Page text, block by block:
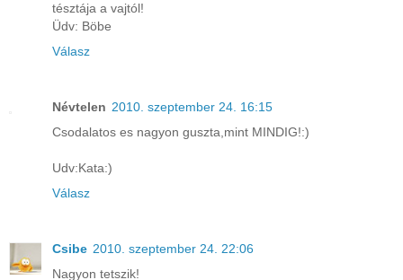
tésztája a vajtól!
Üdv: Böbe
Válasz
Névtelen 2010. szeptember 24. 16:15
Csodalatos es nagyon guszta,mint MINDIG!:)
Udv:Kata:)
Válasz
Csibe 2010. szeptember 24. 22:06
Nagyon tetszik!